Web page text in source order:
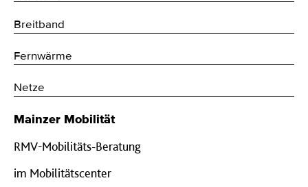
Breitband
Fernwärme
Netze
Mainzer Mobilität
RMV-Mobilitäts-Beratung
im Mobilitätscenter